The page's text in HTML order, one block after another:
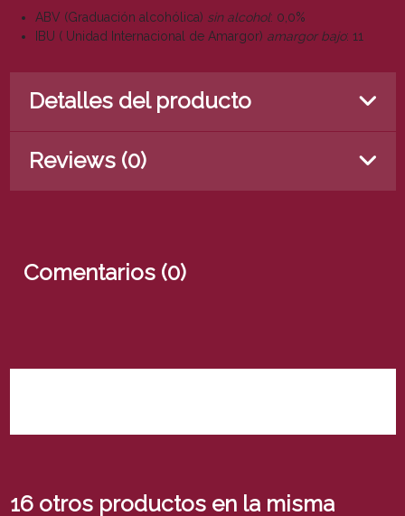
ABV (Graduación alcohólica) sin alcohol: 0,0%
IBU ( Unidad Internacional de Amargor) amargor bajo: 11
Detalles del producto
Reviews (0)
Comentarios (0)
16 otros productos en la misma